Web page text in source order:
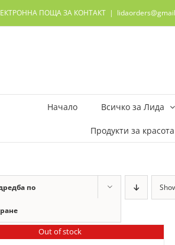
ПОЩА ЗА КОНТАКТ |
Начало Всичко за Лида
Продукти за красота
по
Out of stock